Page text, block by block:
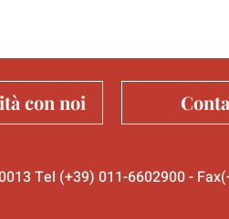
con noi
Tel (+39) 011-6602900 -